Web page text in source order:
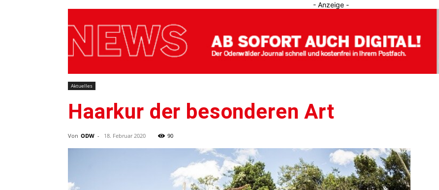
- Anzeige -
Aktuelles
Haarkur der besonderen Art
Von ODW - 18. Februar 2020 90